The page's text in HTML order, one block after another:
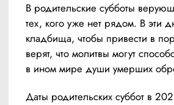
В родительские субботы
тех, кого уже нет рядом. В эти
кладбища, чтобы привести в
верят, что молитвы могут
в ином мире души умерших
Даты родительских суббот в